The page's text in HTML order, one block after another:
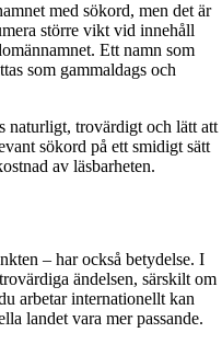
med sökord, men det är
större vikt vid innehåll
Ett namn som
som gammaldags och
naturligt, trovärdigt och lätt att
sökord på ett smidigt sätt
av läsbarheten.
– har också betydelse. I
ändelsen, särskilt om
arbetar internationellt kan
landet vara mer passande.